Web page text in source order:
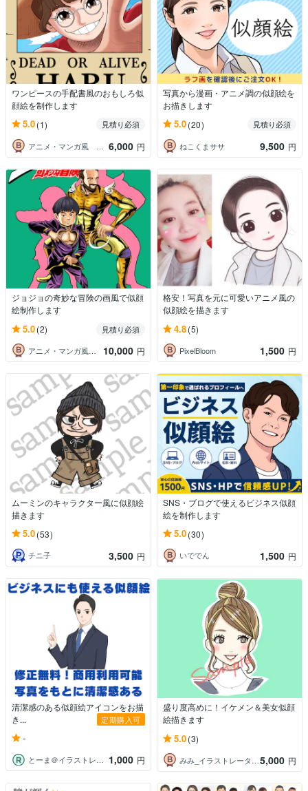
ワンピースの手配書風のおもしろ似
顔絵を制作します
5.0(1)
見積り必須
アニメ・マンガ風 似顔絵
6,000 円
写真から漫画・アニメ調の似顔絵を
お描きします
5.0(20)
見積り必須
ねこくまササ
9,500 円
ジョジョの奇妙な冒険の画風で似顔
絵制作します
5.0(2)
見積り必須
アニメ・マンガ風 似顔絵
10,000 円
格安！写真を元に可愛いアニメ風の
似顔絵を描きます
4.8(5)
PixelBloom 1,500 円
ムーミンのキャラクター風に似顔絵
描きます
5.0(53)
チニ子 3,500 円
SNS・ブログで使えるビジネス似顔
絵を制作します
5.0(30)
いででん 1,500 円
清潔感のある似顔絵アイコンをお描
き...
定期購入可
-
とーま＠イラストレーター 1,000 円
盛り度高めに！イケメン＆美女似顔
絵描きます
5.0(3)
みみ_イラストレーター・デザイナー 5,000 円